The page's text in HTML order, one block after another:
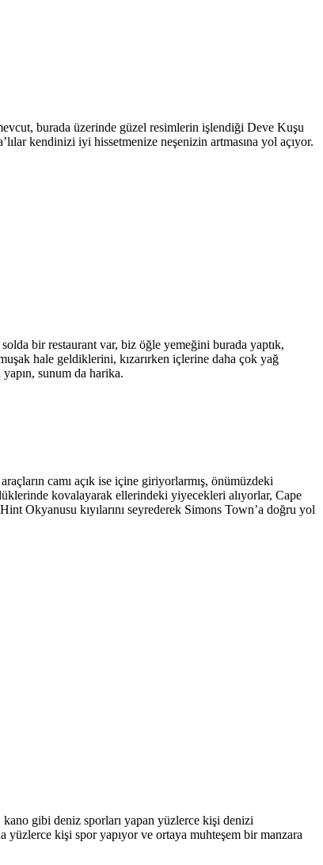
burada üzerinde güzel resimlerin işlendiği Deve Kuşu
kendinizi iyi hissetmenize neşenizin artmasına yol açıyor.
bir restaurant var, biz öğle yemeğini burada yaptık,
hale geldiklerini, kızarırken içlerine daha çok yağ
sunum da harika.
camı açık ise içine giriyorlarmış, önümüzdeki
kovalayarak ellerindeki yiyecekleri alıyorlar, Cape
Okyanusu kıyılarını seyrederek Simons Town’a doğru yol
gibi deniz sporları yapan yüzlerce kişi denizi
yüzlerce kişi spor yapıyor ve ortaya muhteşem bir manzara